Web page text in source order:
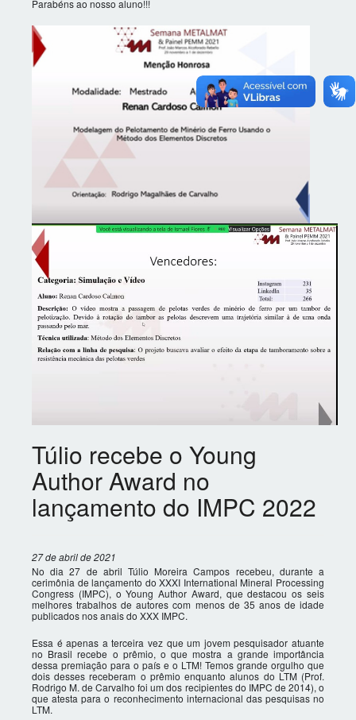
Parabéns ao nosso aluno!!!
Túlio recebe o Young
Author Award no
lançamento do IMPC 2022
27 de abril de 2021
No dia 27 de abril Túlio Moreira Campos recebeu, durante a
cerimônia de lançamento do XXXI International Mineral Processing
Congress (IMPC), o Young Author Award, que destacou os seis
melhores trabalhos de autores com menos de 35 anos de idade
publicados nos anais do XXX IMPC.
Essa é apenas a terceira vez que um jovem pesquisador atuante
no Brasil recebe o prêmio, o que mostra a grande importância
dessa premiação para o país e o LTM! Temos grande orgulho que
dois desses receberam o prêmio enquanto alunos do LTM (Prof.
Rodrigo M. de Carvalho foi um dos recipientes do IMPC de 2014), o
que atesta para o reconhecimento internacional das pesquisas no
LTM.